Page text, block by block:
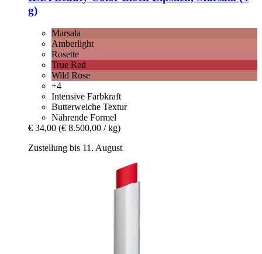
g)
Marsala
Amberlight
Rosette
True Red
Wild Rose
+4
Intensive Farbkraft
Butterweiche Textur
Nährende Formel
€ 34,00 (€ 8.500,00 / kg)
Zustellung bis 11. August